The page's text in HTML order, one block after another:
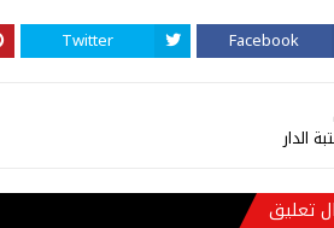
Facebook
Twitter
الدار
تعليق